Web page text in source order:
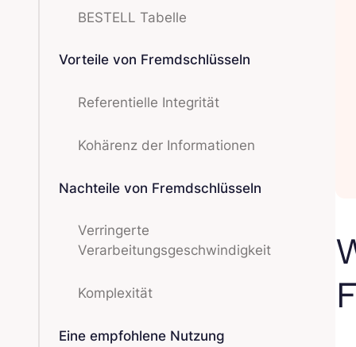
BESTELL Tabelle
Vorteile von Fremdschlüsseln
Referentielle Integrität
Kohärenz der Informationen
Nachteile von Fremdschlüsseln
Verringerte
Verarbeitungsgeschwindigkeit
Komplexität
Eine empfohlene Nutzung